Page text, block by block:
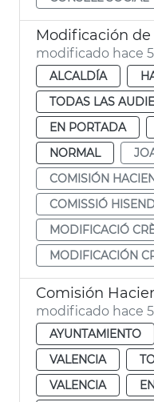
Modificación
modificado hace
ALCALDÍA
TODAS LAS
EN PORTADA
NORMAL
COMISIÓN
COMISSIÓ
MODIFICACIÓ
MODIFICACIÓN
Comisión
modificado hace
AYUNTAMIENTO
VALENCIA
VALENCIA